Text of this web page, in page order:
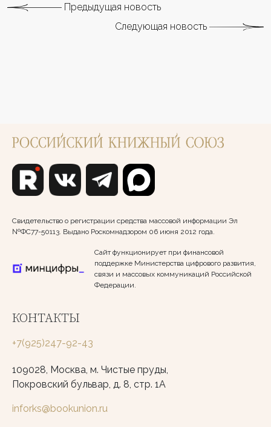
Предыдущая новость
Следующая новость
Свидетельство о регистрации средства массовой информации Эл
№ФС77-50113. Выдано Роскомнадзором 06 июня 2012 года.
Сайт функционирует при финансовой
поддержке Министерства цифрового развития,
связи и массовых коммуникаций Российской
Федерации.
КОНТАКТЫ
+7(925)247-92-43
109028, Москва, м. Чистые пруды,
Покровский бульвар, д. 8, стр. 1А
inforks@bookunion.ru